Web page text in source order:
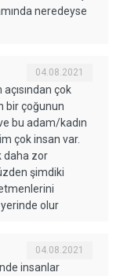
neredeyse
04.08.2021
çok
bir çoğunun
bu adam/kadın
çok insan var.
daha zor
şimdiki
olur
04.08.2021
insanlar